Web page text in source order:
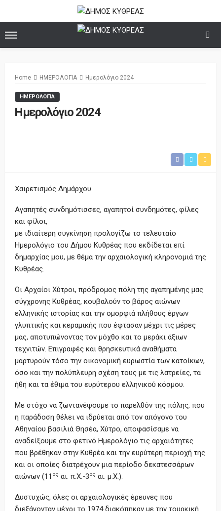
Home ΗΜΕΡΟΛΟΓΙΑ Ημερολόγιο 2024
ΗΜΕΡΟΛΟΓΙΑ
Ημερολόγιο 2024
Χαιρετισμός Δημάρχου
Αγαπητές συνδημότισσες, αγαπητοί συνδημότες, φίλες
και φίλοι,
με ιδιαίτερη συγκίνηση προλογίζω το τελευταίο
Ημερολόγιο του Δήμου Κυθρέας που εκδίδεται επί
δημαρχίας μου, με θέμα την αρχαιολογική κληρονομιά της
Κυθρέας.
Οι Αρχαίοι Χύτροι, πρόδρομος πόλη της αγαπημένης μας
σύγχρονης Κυθρέας, κουβαλούν το βάρος αιώνων
ελληνικής ιστορίας και την ομορφιά πλήθους έργων
γλυπτικής και κεραμικής που έφτασαν μέχρι τις μέρες
μας, αποτυπώνοντας τον μόχθο και το μεράκι άξιων
τεχνιτών. Επιγραφές και θρησκευτικά αναθήματα
μαρτυρούν τόσο την οικονομική ευρωστία των κατοίκων,
όσο και την πολύπλευρη σχέση τους με τις λατρείες, τα
ήθη και τα έθιμα του ευρύτερου ελληνικού κόσμου.
Με στόχο να ζωντανέψουμε το παρελθόν της πόλης, που
η παράδοση θέλει να ιδρύεται από τον απόγονο του
Αθηναίου βασιλιά Θησέα, Χύτρο, αποφασίσαμε να
αναδείξουμε στο φετινό Ημερολόγιο τις αρχαιότητες
που βρέθηκαν στην Κυθρέα και την ευρύτερη περιοχή της
και οι οποίες διατρέχουν μια περίοδο δεκατεσσάρων
αιώνων (11 ος αι. π.Χ.-3ος αι. μ.Χ.).
Δυστυχώς, όλες οι αρχαιολογικές έρευνες που
διεξάγονταν μέχρι το 1974 διακόπηκαν με την τουρκική